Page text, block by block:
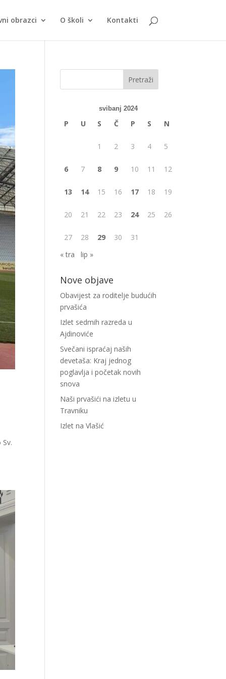
obrazci O školi Kontakti
svibanj 2024
P U S Č P S N
1 2 3 4 5
6 7 8 9 10 11 12
13 14 15 16 17 18 19
20 21 22 23 24 25 26
27 28 29 30
31
« tra
lip »
Nove objave
Obavijest za roditelje budućih
prvašića
Izlet sedmih razreda u
Ajdinoviće
Svečani ispraćaj naših
devetaša: Kraj jednog
poglavlja i početak novih
snova
Naši prvašići na izletu u
Travniku
Izlet na Vlašić